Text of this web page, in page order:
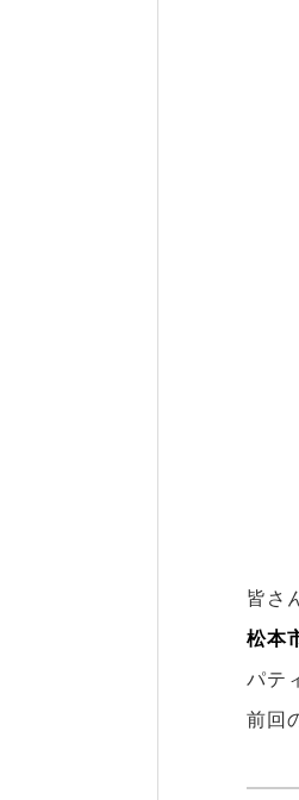
皆さ
松本
パテ
前回